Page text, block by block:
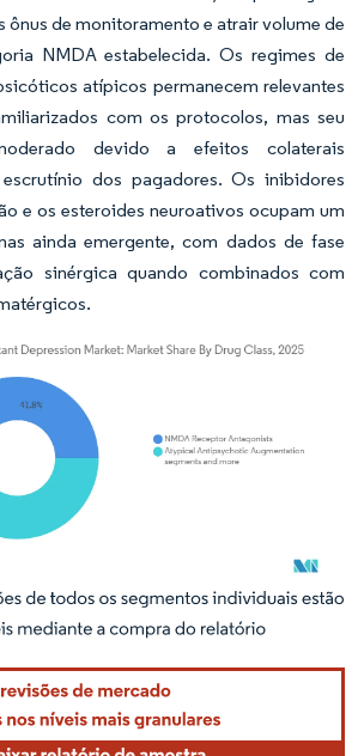
ônus de monitoramento e atrair volume de
NMDA estabelecida. Os regimes de
atípicos permanecem relevantes
com os protocolos, mas seu
devido a efeitos colaterais
dos pagadores. Os inibidores
e os esteroides neuroativos ocupam um
ainda emergente, com dados de fase
sinérgica quando combinados com
O reuso requer atribuição conforme CC BY 4.0.